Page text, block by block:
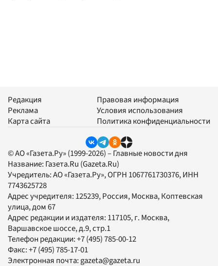
Редакция
Реклама
Карта сайта
Правовая информация
Условия использования
Политика конфиденциальности
© АО «Газета.Ру» (1999-2026) – Главные новости дня
Название: Газета.Ru (Gazeta.Ru)
Учредитель:АО «Газета.Ру», ОГРН 1067761730376, ИНН
7743625728
Адрес учредителя: 125239, Россия, Москва, Коптевская
улица, дом 67
Адрес редакции и издателя: 117105, г. Москва,
Варшавское шоссе, д.9, стр.1
Телефон редакции:+7 (495) 785-00-12
Факс:+7 (495) 785-17-01
Электронная почта:gazeta@gazeta.ru